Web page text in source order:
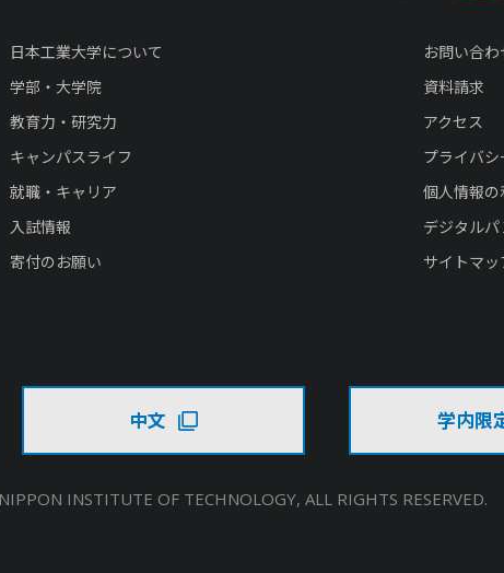
日本工業大学について
学部・大学院
教育力・研究力
キャンパスライフ
就職・キャリア
入試情報
寄付のお願い
お問い合わ
資料請求
アクセス
プライバ
個人情報
デジタル
サイトマッ
中文 学内限
INSTITUTE OF TECHNOLOGY, ALL RIGHTS RESERVED.